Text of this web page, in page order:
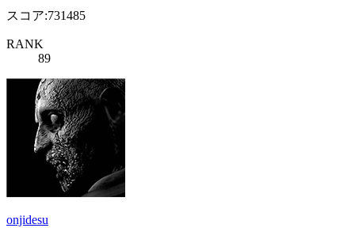
スコア:731485
RANK
89
onjidesu